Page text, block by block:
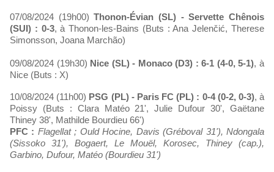
07/08/2024 (19h00)Thonon-Évian (SL) - Servette Chênois
(SUI) : 0-3, à Thonon-les-Bains (Buts : Ana Jelenčić, Therese
Simonsson, Joana Marchão)
09/08/2024 (19h30) Nice (SL) - Monaco (D3) : 6-1 (4-0, 5-1), à
Nice (Buts : X)
10/08/2024 (11h00) PSG (PL) - Paris FC (PL) : 0-4 (0-2, 0-3), à
Poissy (Buts : Clara Matéo 21', Julie Dufour 30', Gaëtane
Thiney 38', Mathilde Bourdieu 66')
PFC : Flagellat ; Ould Hocine, Davis (Gréboval 31'), Ndongala
(Sissoko 31'), Bogaert, Le Mouël, Korosec, Thiney (cap.),
Garbino, Dufour, Matéo (Bourdieu 31')